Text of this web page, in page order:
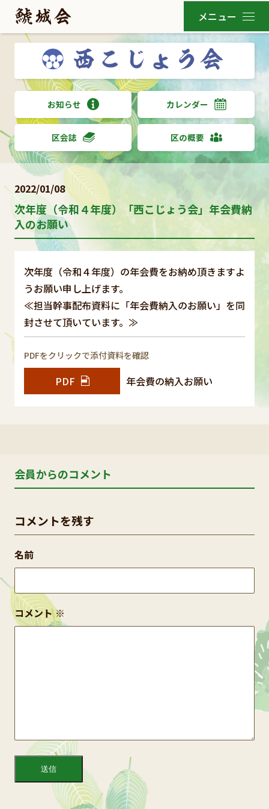
お知らせ カレンダー
区会誌 区の概要
2022/01/08
次年度（令和４年度）「西こじょう会」年会費納
入のお願い
次年度（令和４年度）の年会費をお納め頂きますよ
うお願い申し上げます。
≪担当幹事配布資料に「年会費納入のお願い」を同
封させて頂いています。≫
PDFをクリックで添付資料を確認
PDF 年会費の納入お願い
会員からのコメント
コメントを残す
コメント※
名前